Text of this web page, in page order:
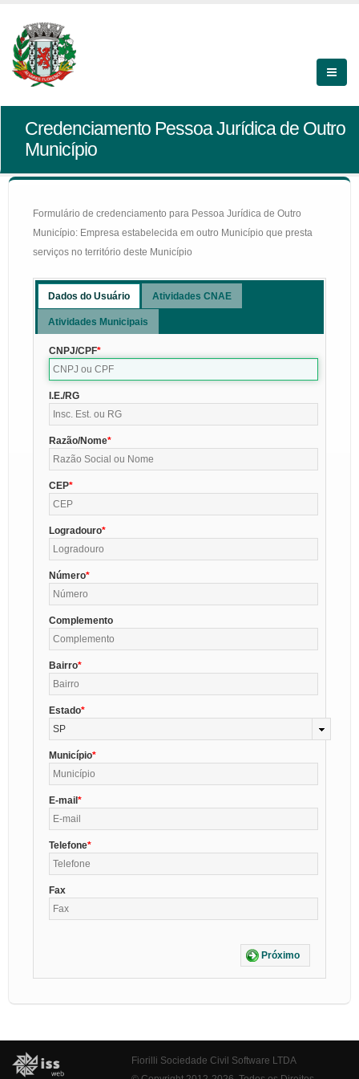
Credenciamento Pessoa Jurídica de Outro
Município
Formulário de credenciamento para Pessoa Jurídica de Outro
Município: Empresa estabelecida em outro Município que presta
serviços no território deste Município
Dados do Usuário Atividades CNAE
Atividades Municipais
CNPJ/CPF
I.E./RG
Razão/Nome
CEP
Logradouro
Número
Complemento
Bairro
Estado
SP
Município
E-mail
Telefone
Fax
Próximo
Fiorilli Sociedade Civil Software LTDA